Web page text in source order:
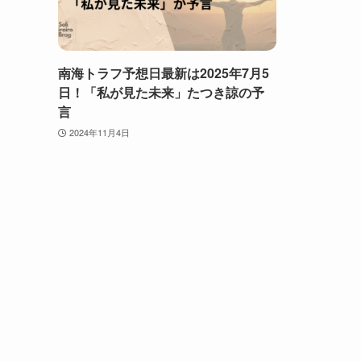
南海トラフ予想日最新は2025年7月5
日！「私が見た未来」たつき諒の予
言
2024年11月4日